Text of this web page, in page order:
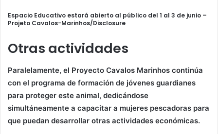
Espacio Educativo estará abierto al público del 1 al 3 de junio –
Projeto Cavalos-Marinhos/Disclosure
Otras actividades
Paralelamente, el Proyecto Cavalos Marinhos continúa
con el programa de formación de jóvenes guardianes
para proteger este animal, dedicándose
simultáneamente a capacitar a mujeres pescadoras para
que puedan desarrollar otras actividades económicas.